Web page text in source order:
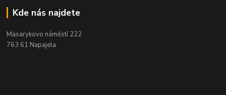
Kde nás najdete
Masarykovo náměstí 222
763 61 Napajela